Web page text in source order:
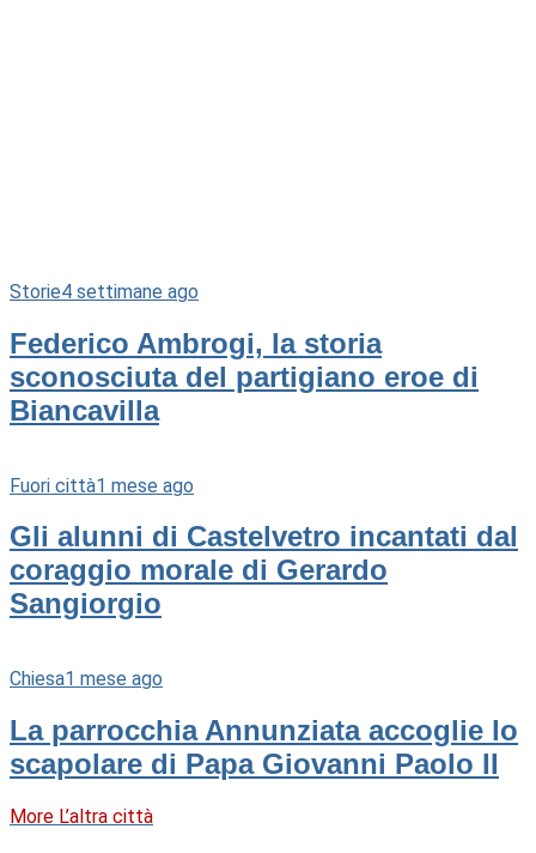
Storie4 settimane ago
Federico Ambrogi, la storia
sconosciuta del partigiano eroe di
Biancavilla
Fuori città1 mese ago
Gli alunni di Castelvetro incantati dal
coraggio morale di Gerardo
Sangiorgio
Chiesa1 mese ago
La parrocchia Annunziata accoglie lo
scapolare di Papa Giovanni Paolo II
More L’altra città